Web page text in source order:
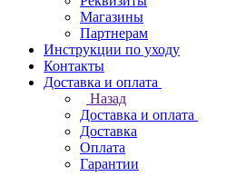
Магазины
Партнерам
Инструкции по уходу
Контакты
Доставка и оплата
Назад
Доставка и оплата
Доставка
Оплата
Гарантии